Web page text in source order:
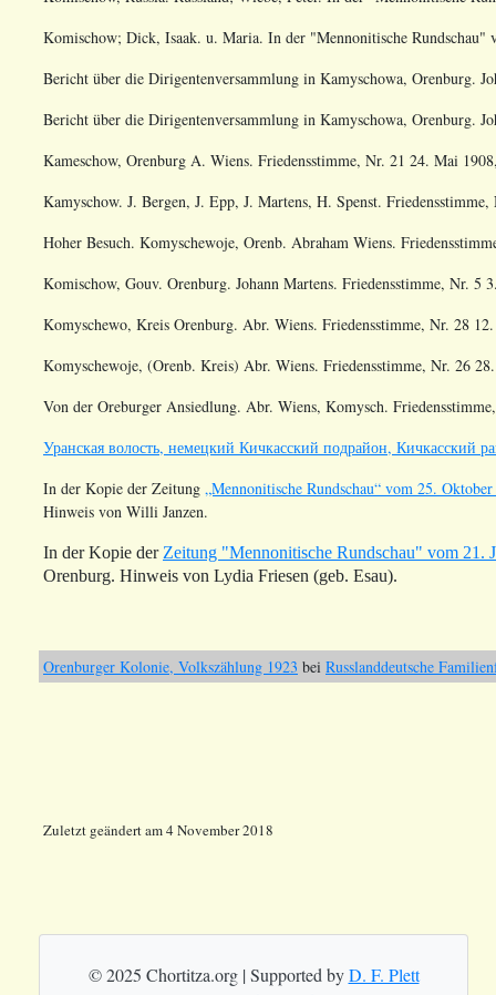
Komischow; Dick, Isaak. u. Maria. In der "Mennonitische Rundschau"
Bericht über die Dirigentenversammlung in Kamyschowa, Orenburg.
Bericht über die Dirigentenversammlung in Kamyschowa, Orenburg.
Kameschow, Orenburg A. Wiens. Friedensstimme, Nr. 21 24. Mai
Kamyschow. J. Bergen, J. Epp, J. Martens, H. Spenst.
Hoher Besuch. Komyschewoje, Orenb. Abraham Wiens.
Komischow, Gouv. Orenburg. Johann Martens. Friedensstimme, Nr. 5
Komyschewo, Kreis Orenburg. Abr. Wiens. Friedensstimme, Nr. 28
Komyschewoje, (Orenb. Kreis) Abr. Wiens. Friedensstimme, Nr. 26
Von der Oreburger Ansiedlung. Abr. Wiens, Komysch.
Уранская волость, немецкий Кичкасский подрайон, Кичкасский
In der Kopie der Zeitung „Mennonitische Rundschau“ vom 25.
Hinweis von Willi Janzen.
In der Kopie der Zeitung "Mennonitische Rundschau" vom 21.
Orenburg. Hinweis von Lydia Friesen (geb. Esau).
Orenburger Kolonie, Volkszählung 1923 bei Russlanddeutsche
Zuletzt geändert am 4 November 2018
© 2025 Chortitza.org | Supported byD. F. Plett